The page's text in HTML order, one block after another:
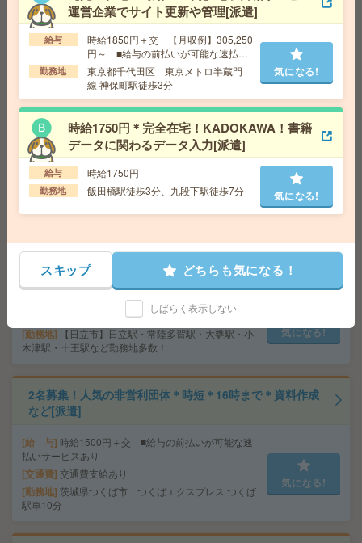
勤務地
つくば駅から車で10分 ★車・バイク・自転
車で通勤OK！
気になる!
【医療行為はナシ】時給1400円！病院で備品のチェック
など＊[派遣]
給 与
無資格の方：時給1400円～1750円 / 介護福祉
士：時給1700円～2125円 / 初任者以上：時給1500円
～1875円
交通費 全額支給
勤務地 【宇都宮市】宇都宮・雀宮・岡本・西川田な
気になる!
〈カンタン作業！〉スキマ時間にサクッと＊DMの仕分け
[派遣]
時給1,500円～1,875円
■ 交通費規定内支給 ※派遣先による
勤務地
【日立市】日立駅・常陸多賀駅・大甕駅・小
木津駅・十王駅など勤務地多数！
気になる!
2名募集！人気の非営利団体＊時短＊16時まで＊資料作成
など[派遣]
給 与 時給1500円＋交 ■給与の前払いが可能な速
払いサービスあり
交通費 交通費支給あり
勤務地 茨城県つくば市 つくばエクスプレス つくば
駅車10分
気になる!
運営企業でサイト更新や管理[派遣]
給与
時給1850円＋交 【月収例】305,250
円～ ■給与の前払いが可能な速払い
サービスあり
勤務地
東京都千代田区 東京メトロ半蔵門
線 神保町駅徒歩3分
気になる!
時給1750円＊完全在宅！KADOKAWA！書籍
データに関わるデータ入力[派遣]
給与 時給1750円
勤務地 飯田橋駅徒歩3分、九段下駅徒歩7分 気になる!
スキップ どちらも気になる！
しばらく表示しない